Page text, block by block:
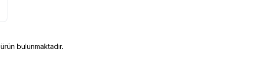
ürün bulunmaktadır.